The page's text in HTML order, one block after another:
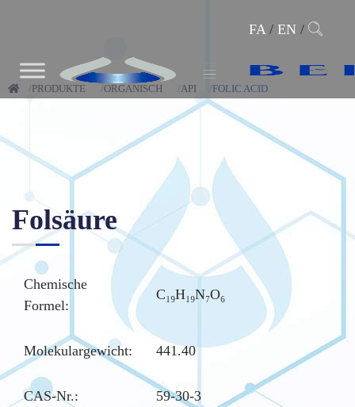
FA/ EN/
PRODUKTE ORGANISCH API FOLIC ACID
Folsäure
Chemische
Formel:
C₁₉H₁₉N₇O₆
Molekulargewicht: 441.40
CAS-Nr.: 59-30-3